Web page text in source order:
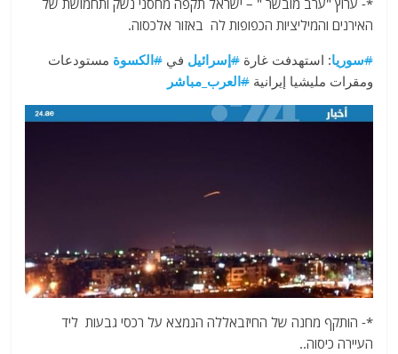
*- ערוץ "ערב מובשר " – ישראל תקפה מחסני נשק ותחמושת של
האירנים והמיליציות הכפופות לה באזור אלכסוה.
#سوريا: استهدفت غارة#إسرائيل في#الكسوة مستودعات
ومقرات مليشيا إيرانية#العرب_مباشر
*- הותקף מחנה של החיזבאללה הנמצא על רכסי גבעות ליד
העיירה כיסוה..